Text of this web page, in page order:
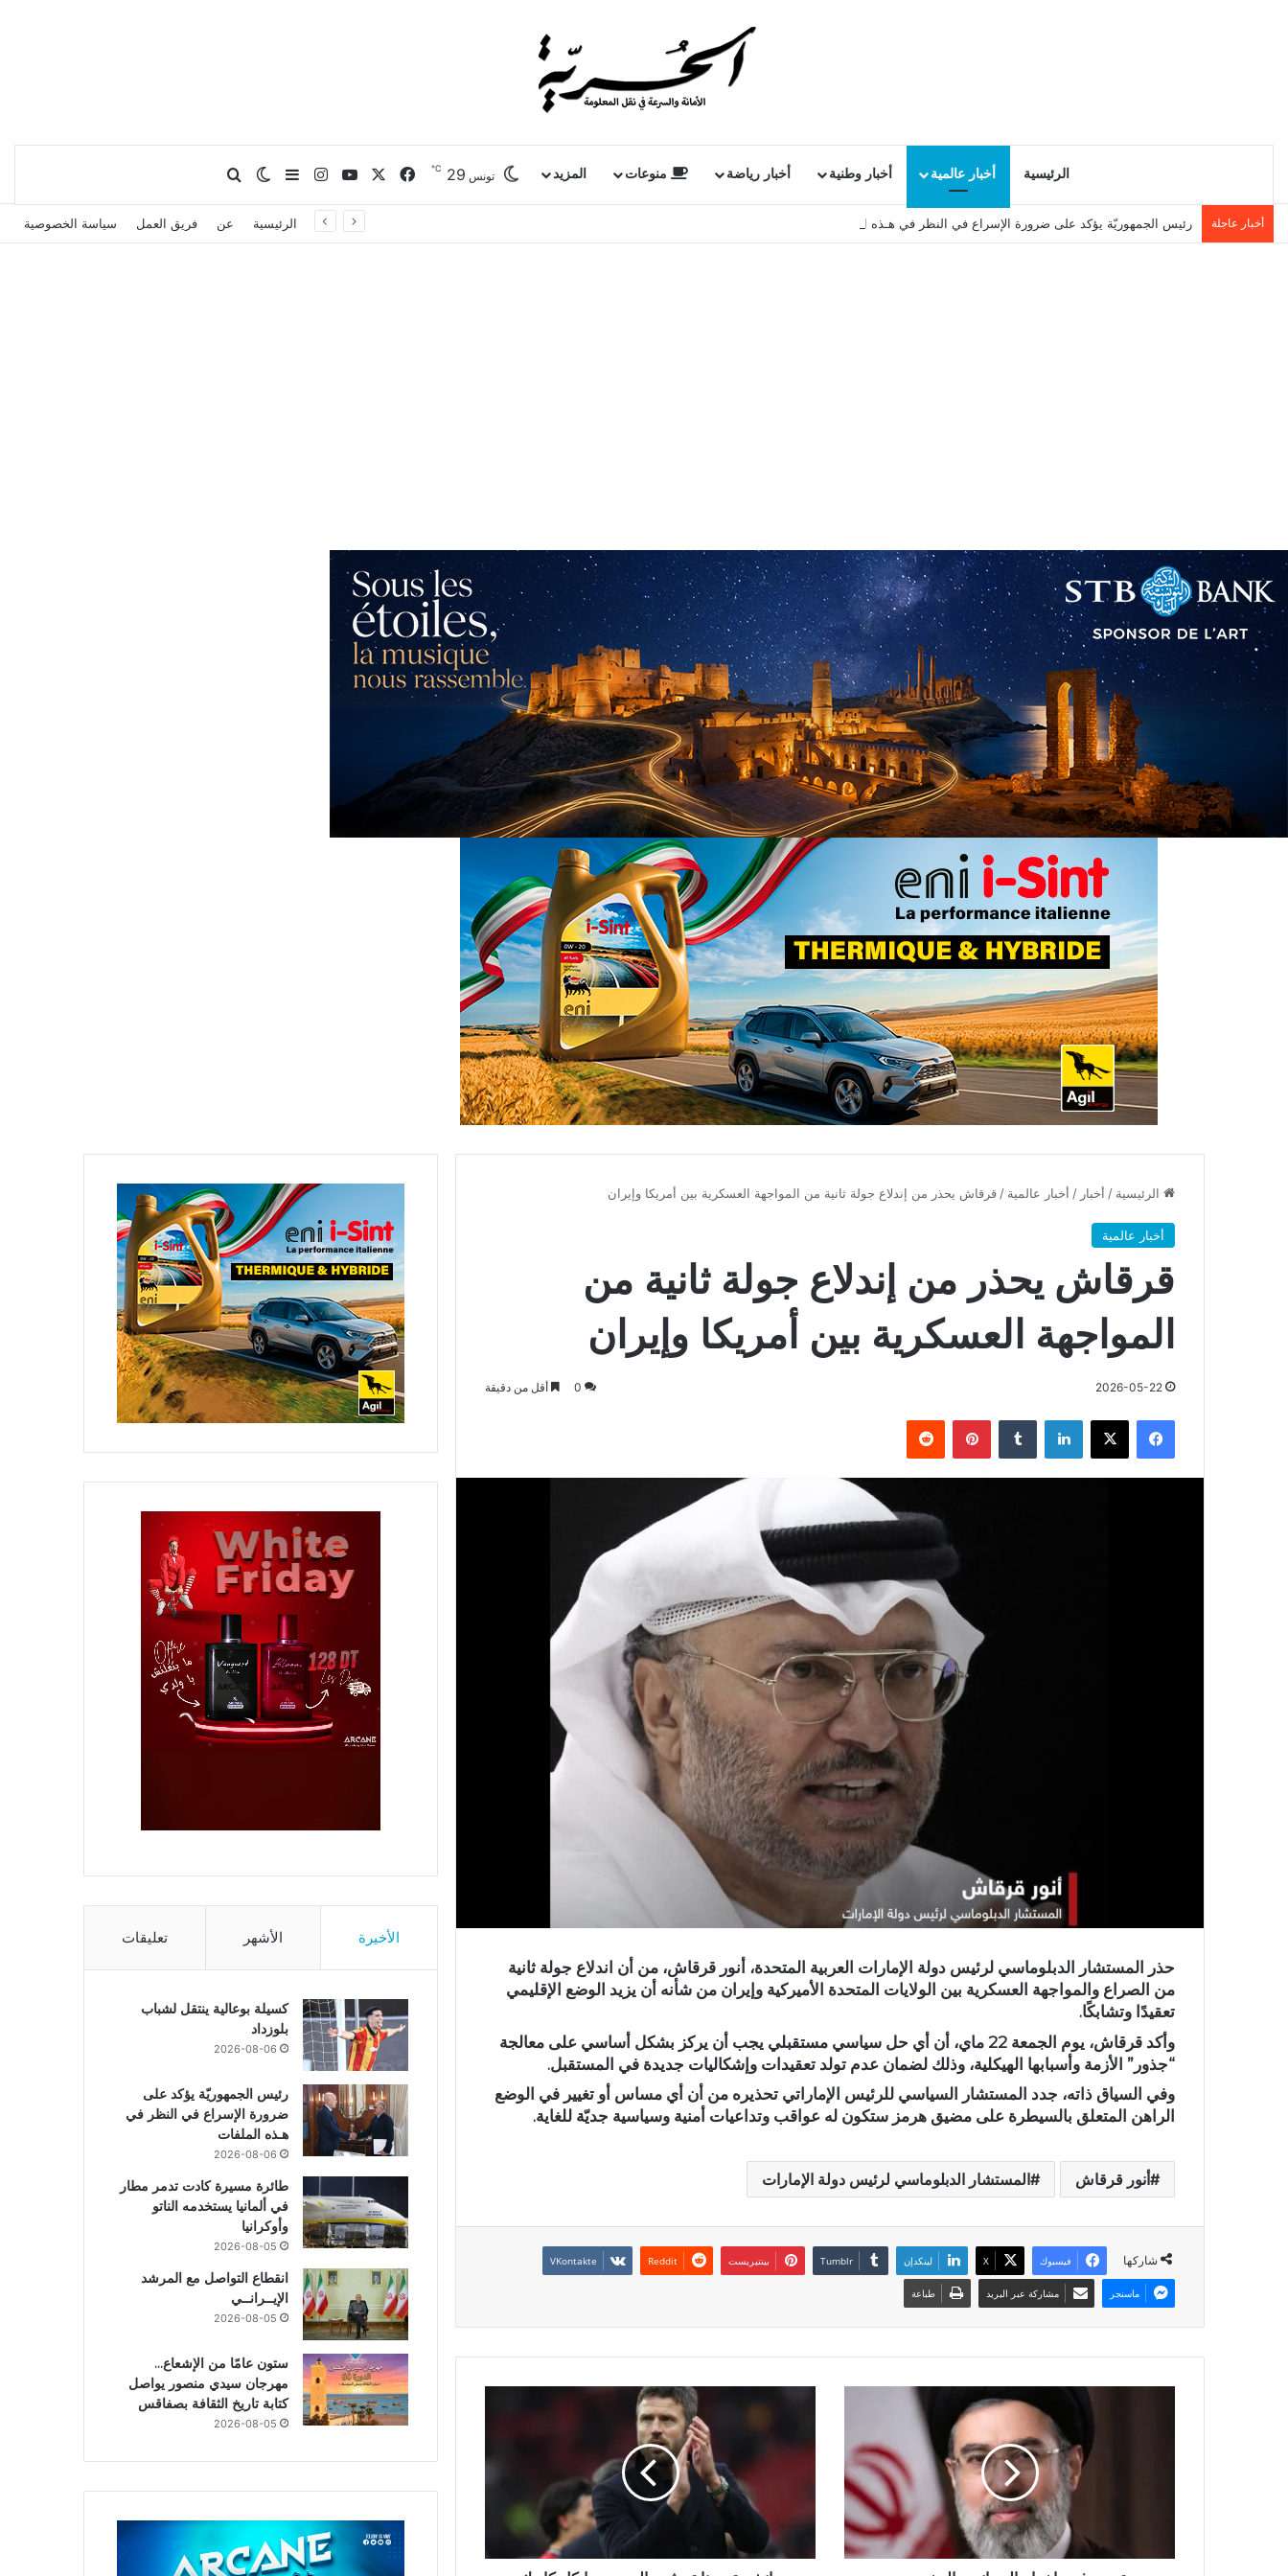
الرئيسية أخبار عالمية أخبار وطنية أخبار رياضة منوعات المزيد تونس 29
℃ فيسبوك يوتيوبانستقرامإضافة عمود جانبي
الوضع المظلم
بحث عن
أخبار عاجلة رئيس الجمهوريّة يؤكد على ضرورة الإسراع في النظر في هـذه الملفات الرئيسية عن فريق العمل سياسة الخصوصية
الرئيسية / أخبار / أخبار عالمية / قرقاش يحذر من إندلاع جولة ثانية من المواجهة العسكرية بين أمريكا وإيران
أخبار عالمية
قرقاش يحذر من إندلاع جولة ثانية من
المواجهة العسكرية بين أمريكا وإيران
2026-05-22
0 أقل من دقيقة
فيسبوك X لينكدإن بينتيريست
حذر المستشار الدبلوماسي لرئيس دولة الإمارات العربية المتحدة، أنور قرقاش، من أن اندلاع جولة ثانية
من الصراع والمواجهة العسكرية بين الولايات المتحدة الأميركية وإيران من شأنه أن يزيد الوضع الإقليمي
تعقيدًا وتشابكًا.
وأكد قرقاش، يوم الجمعة 22 ماي، أن أي حل سياسي مستقبلي يجب أن يركز بشكل أساسي على معالجة
“جذور” الأزمة وأسبابها الهيكلية، وذلك لضمان عدم تولد تعقيدات وإشكاليات جديدة في المستقبل.
وفي السياق ذاته، جدد المستشار السياسي للرئيس الإماراتي تحذيره من أن أي مساس أو تغيير في الوضع
الراهن المتعلق بالسيطرة على مضيق هرمز ستكون له عواقب وتداعيات أمنية وسياسية جديّة للغاية.
أنور قرقاش المستشار الدبلوماسي لرئيس دولة الإمارات
شاركها فيسبوك X لينكدإن بينتيريست
ماسنجر مشاركة عبر البريد طباعة
الأخيرة الأشهر تعليقات
كسيلة بوعالية ينتقل لشباب
بلوزداد
2026-08-06
رئيس الجمهوريّة يؤكد على
ضرورة الإسراع في النظر في
هـذه الملفات
2026-08-06
طائرة مسيرة كادت تدمر مطار
في ألمانيا يستخدمه الناتو
وأوكرانيا
2026-08-05
انقطاع التواصل مع المرشد
الإيــرانــي
2026-08-05
ستون عامًا من الإشعاع…
مهرجان سيدي منصور يواصل
كتابة تاريخ الثقافة بصفاقس
2026-08-05